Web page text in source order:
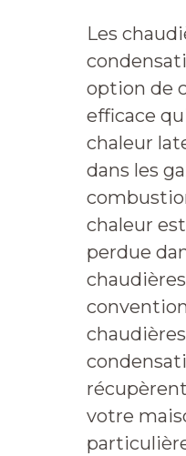
Les
option de
efficace
chaleur
dans les
chaleur
perdue
chaudières
votre